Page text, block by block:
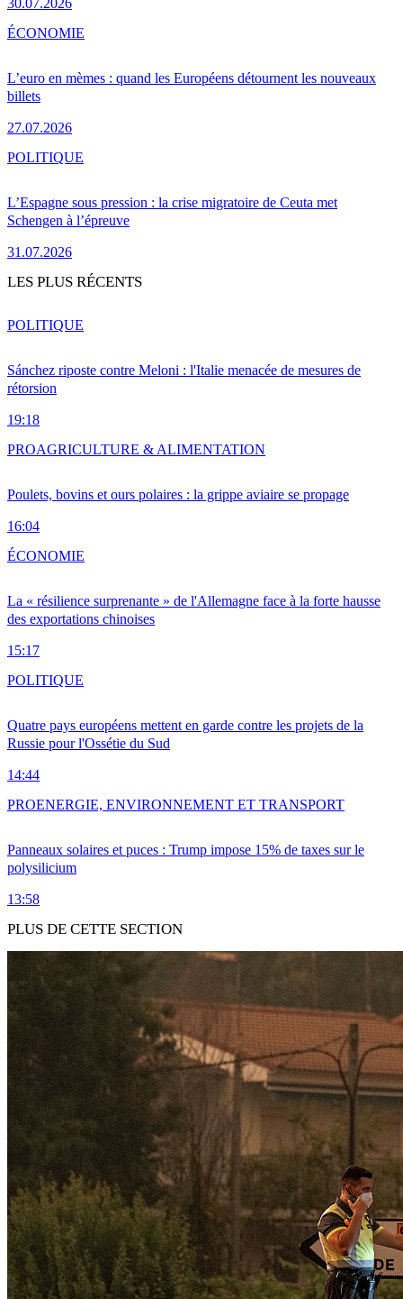
L’euro en mèmes : quand les Européens détournent les nouveaux
billets
27.07.2026
ÉCONOMIE
L’Espagne sous pression : la crise migratoire de Ceuta met
Schengen à l’épreuve
31.07.2026
POLITIQUE
LES PLUS RÉCENTS
Sánchez riposte contre Meloni : l'Italie menacée de mesures de
rétorsion
19:18
POLITIQUE
Poulets, bovins et ours polaires : la grippe aviaire se propage
16:04
PROAGRICULTURE & ALIMENTATION
La « résilience surprenante » de l'Allemagne face à la forte hausse
des exportations chinoises
15:17
ÉCONOMIE
Quatre pays européens mettent en garde contre les projets de la
Russie pour l'Ossétie du Sud
14:44
POLITIQUE
Panneaux solaires et puces : Trump impose 15% de taxes sur le
polysilicium
13:58
PROENERGIE, ENVIRONNEMENT ET TRANSPORT
PLUS DE CETTE SECTION